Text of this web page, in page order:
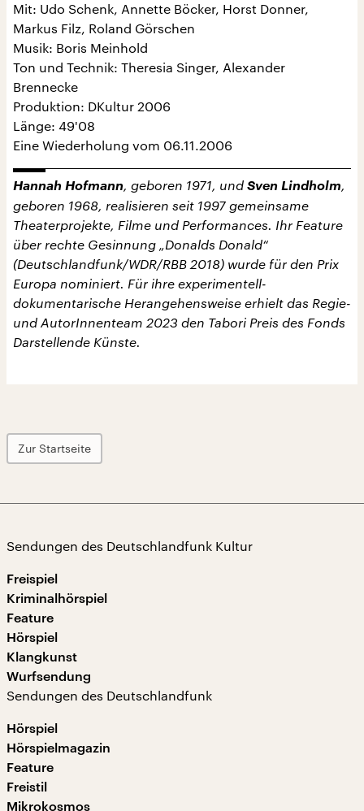
Mit: Udo Schenk, Annette Böcker, Horst Donner,
Markus Filz, Roland Görschen
Musik: Boris Meinhold
Ton und Technik: Theresia Singer, Alexander
Brennecke
Produktion: DKultur 2006
Länge: 49'08
Eine Wiederholung vom 06.11.2006
Hannah Hofmann, geboren 1971, und Sven Lindholm,
geboren 1968, realisieren seit 1997 gemeinsame
Theaterprojekte, Filme und Performances. Ihr Feature
über rechte Gesinnung „Donalds Donald“
(Deutschlandfunk/WDR/RBB 2018) wurde für den Prix
Europa nominiert. Für ihre experimentell-
dokumentarische Herangehensweise erhielt das Regie-
und AutorInnenteam 2023 den Tabori Preis des Fonds
Darstellende Künste.
Zur Startseite
Sendungen des Deutschlandfunk Kultur
Freispiel
Kriminalhörspiel
Feature
Hörspiel
Klangkunst
Wurfsendung
Sendungen des Deutschlandfunk
Hörspiel
Hörspielmagazin
Feature
Freistil
Mikrokosmos